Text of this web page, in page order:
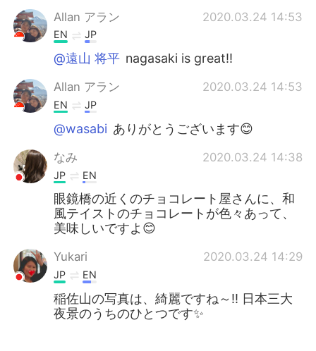
Allan アラン 2020.03.24 14:53
EN JP
@遠山 将平 nagasaki is great!!
Allan アラン 2020.03.24 14:53
EN JP
@wasabi ありがとうございます😊
なみ 2020.03.24 14:38
JP EN
眼鏡橋の近くのチョコレート屋さんに、和
風テイストのチョコレートが色々あって、
美味しいですよ😊
Yukari 2020.03.24 14:29
JP EN
稲佐山の写真は、綺麗ですね～‼️ 日本三大
夜景のうちのひとつです✨